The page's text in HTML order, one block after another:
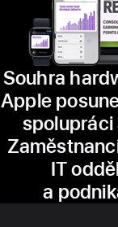
Souhra
Apple
spolupráci
IT
a